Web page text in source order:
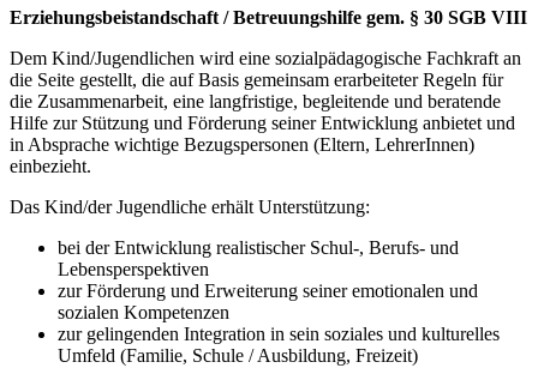
Erziehungsbeistandschaft / Betreuungshilfe gem. § 30 SGB VIII
Dem Kind/Jugendlichen wird eine sozialpädagogische Fachkraft an
die Seite gestellt, die auf Basis gemeinsam erarbeiteter Regeln für
die Zusammenarbeit, eine langfristige, begleitende und beratende
Hilfe zur Stützung und Förderung seiner Entwicklung anbietet und
in Absprache wichtige Bezugspersonen (Eltern, LehrerInnen)
einbezieht.
Das Kind/der Jugendliche erhält Unterstützung:
bei der Entwicklung realistischer Schul-, Berufs- und
Lebensperspektiven
zur Förderung und Erweiterung seiner emotionalen und
sozialen Kompetenzen
zur gelingenden Integration in sein soziales und kulturelles
Umfeld (Familie, Schule / Ausbildung, Freizeit)